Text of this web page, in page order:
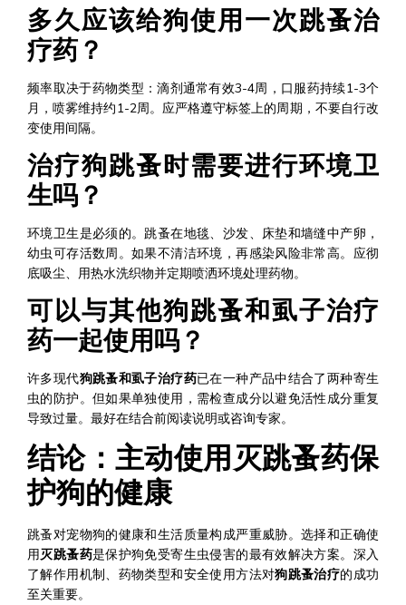
多久应该给狗使用一次跳蚤治
疗药？
频率取决于药物类型：滴剂通常有效3-4周，口服药持续1-3个
月，喷雾维持约1-2周。应严格遵守标签上的周期，不要自行改
变使用间隔。
治疗狗跳蚤时需要进行环境卫
生吗？
环境卫生是必须的。跳蚤在地毯、沙发、床垫和墙缝中产卵，
幼虫可存活数周。如果不清洁环境，再感染风险非常高。应彻
底吸尘、用热水洗织物并定期喷洒环境处理药物。
可以与其他狗跳蚤和虱子治疗
药一起使用吗？
许多现代狗跳蚤和虱子治疗药已在一种产品中结合了两种寄生
虫的防护。但如果单独使用，需检查成分以避免活性成分重复
导致过量。最好在结合前阅读说明或咨询专家。
结论：主动使用灭跳蚤药保
护狗的健康
跳蚤对宠物狗的健康和生活质量构成严重威胁。选择和正确使
用灭跳蚤药是保护狗免受寄生虫侵害的最有效解决方案。深入
了解作用机制、药物类型和安全使用方法对狗跳蚤治疗的成功
至关重要。